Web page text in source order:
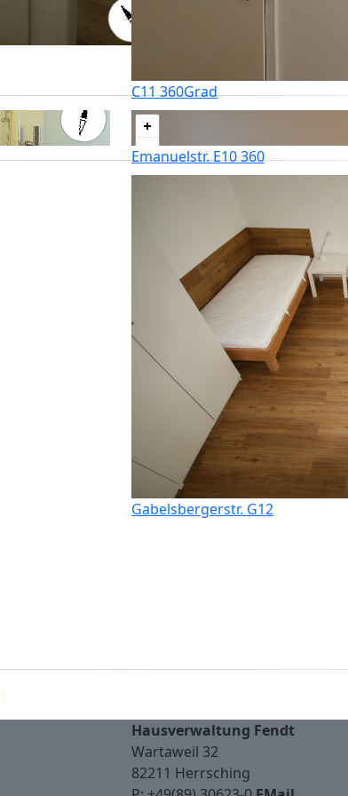
C11 360Grad
Emanuelstr. E10 360
Gabelsbergerstr. G12
Hausverwaltung Fendt
Wartaweil 32
82211 Herrsching